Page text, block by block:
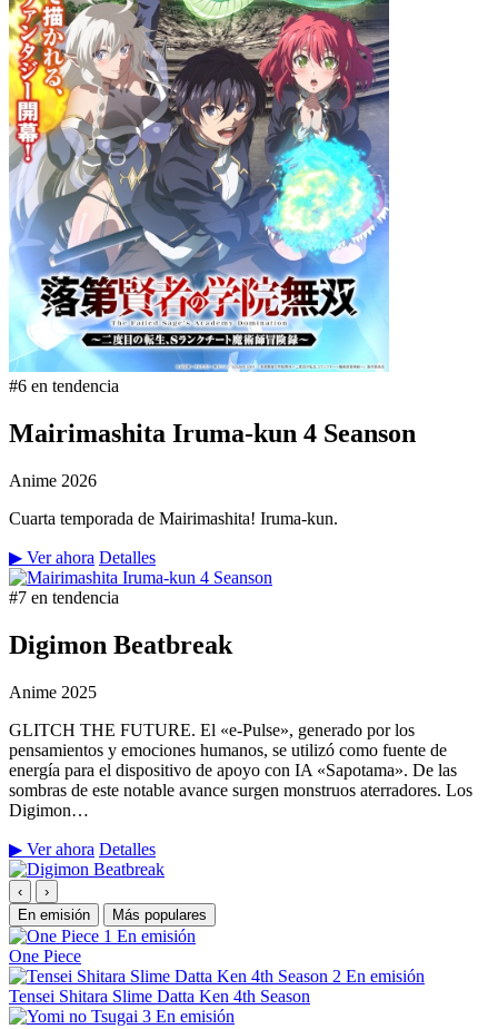
#6 en tendencia
Mairimashita Iruma-kun 4 Seanson
Anime 2026
Cuarta temporada de Mairimashita! Iruma-kun.
▶ Ver ahora Detalles
#7 en tendencia
Digimon Beatbreak
Anime 2025
GLITCH THE FUTURE. El «e-Pulse», generado por los
pensamientos y emociones humanos, se utilizó como fuente de
energía para el dispositivo de apoyo con IA «Sapotama». De las
sombras de este notable avance surgen monstruos aterradores. Los
Digimon…
▶ Ver ahora Detalles
‹
›
En emisión
Más populares
1 En emisión
One Piece
2 En emisión
Tensei Shitara Slime Datta Ken 4th Season
3 En emisión